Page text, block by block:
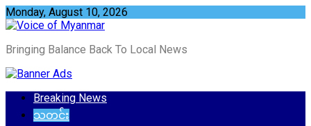
Skip
to
Monday, August 10, 2026
Bringing Balance Back To Local News
Breaking News
သတင်း